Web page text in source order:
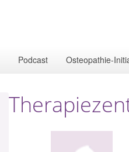
Podcast Osteopathie-